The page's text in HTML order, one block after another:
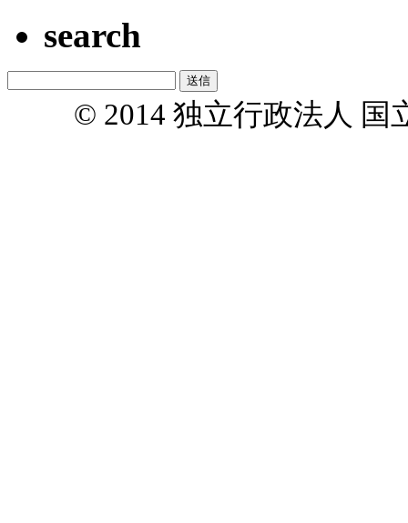
search
© 2014 独立行政法人 国